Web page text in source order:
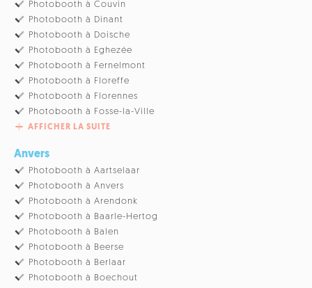
Photobooth à Couvin
Photobooth à Dinant
Photobooth à Doische
Photobooth à Eghezée
Photobooth à Fernelmont
Photobooth à Floreffe
Photobooth à Florennes
Photobooth à Fosse-la-Ville
AFFICHER LA SUITE
Anvers
Photobooth à Aartselaar
Photobooth à Anvers
Photobooth à Arendonk
Photobooth à Baarle-Hertog
Photobooth à Balen
Photobooth à Beerse
Photobooth à Berlaar
Photobooth à Boechout